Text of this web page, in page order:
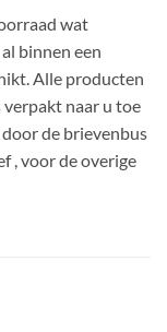
wat
binnen een
Alle producten
naar u toe
de brievenbus
, voor de overige